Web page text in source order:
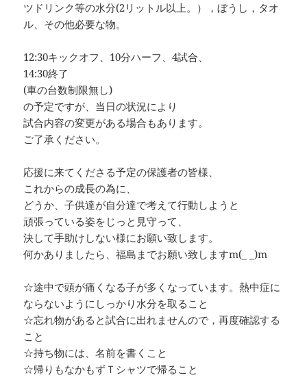
ツドリンク等の水分(2リットル以上。），ぼうし，タオ
ル、その他必要な物。
12:30キックオフ、10分ハーフ、4試合、
14:30終了
(車の台数制限無し)
の予定ですが、当日の状況により
試合内容の変更がある場合もあります。
ご了承ください。
応援に来てくださる予定の保護者の皆様、
これからの成長の為に、
どうか、子供達が自分達で考えて行動しようと
頑張っている姿をじっと見守って、
決して手助けしない様にお願い致します。
何かありましたら、福島までお願い致しますm(_ _)m
☆途中で頭が痛くなる子が多くなっています。熱中症に
ならないようにしっかり水分を取ること
☆忘れ物があると試合に出れませんので，再度確認する
こと
☆持ち物には、名前を書くこと
☆帰りもなかもずＴシャツで帰ること